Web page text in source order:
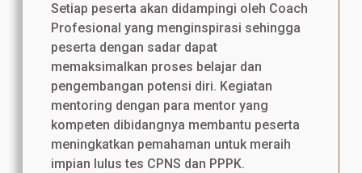
Setiap peserta akan didampingi oleh Coach
Profesional yang menginspirasi sehingga
peserta dengan sadar dapat
memaksimalkan proses belajar dan
pengembangan potensi diri. Kegiatan
mentoring dengan para mentor yang
kompeten dibidangnya membantu peserta
meningkatkan pemahaman untuk meraih
impian lulus tes CPNS dan PPPK.